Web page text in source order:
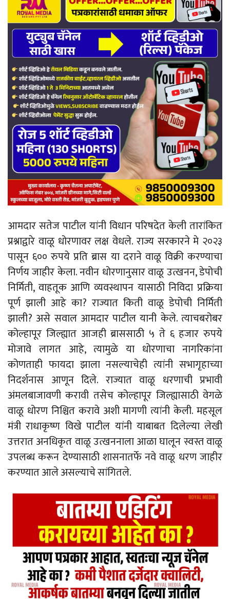
आमदार सतेज पाटील यांनी विधान परिषदेत केली तारांकित
प्रश्नाद्वारे वाळू धोरणावर लक्ष वेधले. राज्य सरकारने मे २०२३
पासून ६०० रुपये प्रति ब्रास या दराने वाळू विक्री करण्याचा
निर्णय जाहीर केला. नवीन धोरणानुसार वाळू उत्खनन, डेपोची
निर्मिती, वाहतूक आणि व्यवस्थापन यासाठी निविदा प्रक्रिया
पूर्ण झाली आहे का? राज्यात किती वाळू डेपोची निर्मिती
झाली? असे सवाल आमदार पाटील यानी केले. त्याचबरोबर
कोल्हापूर जिल्ह्यात आजही ब्राससाठी ५ ते ६ हजार रुपये
मोजावे लागत आहे, त्यामुळे या धोरणाचा नागरिकांना
कोणताही फायदा झाला नसल्याचेही त्यांनी सभागृहाच्या
निदर्शनास आणून दिले. राज्यात वाळू धरणाची प्रभावी
अंमलबाजावणी करावी तसेच कोल्हापूर जिल्ह्यासाठी वेगळे
वाळू धोरण निश्चित करावे अशी मागणी त्यांनी केली. महसूल
मंत्री राधाकृष्ण विखे पाटील यांनी याबाबत दिलेल्या लेखी
उत्तरात अनधिकृत वाळू उत्खननाला आळा घालून स्वस्त वाळू
उपलब्ध करून देण्यासाठी शासनातर्फे नवे वाळू धरण जाहीर
करण्यात आले असल्याचे सांगितले.